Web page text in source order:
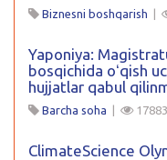
Biznesni boshqarish |
Yaponiya:
bosqichida oʻqish
hujjatlar qabul
Barcha soha |
ClimateScience